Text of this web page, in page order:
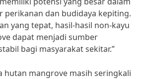
perikanan dan budidaya kepiting.
yang tepat, hasil-hasil non-kayu
dapat menjadi sumber
bagi masyarakat sekitar.”
hutan mangrove masih seringkali